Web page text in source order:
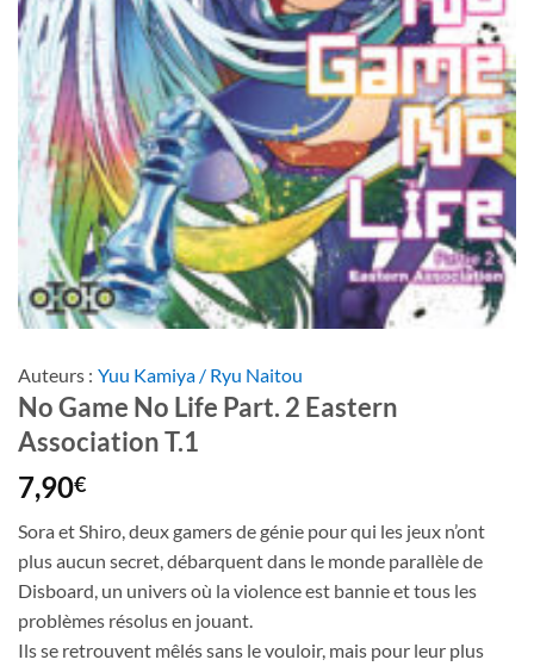
Auteurs : Yuu Kamiya / Ryu Naitou
No Game No Life Part. 2 Eastern
Association T.1
7,90€
Sora et Shiro, deux gamers de génie pour qui les jeux n’ont
plus aucun secret, débarquent dans le monde parallèle de
Disboard, un univers où la violence est bannie et tous les
problèmes résolus en jouant.
Ils se retrouvent mêlés sans le vouloir, mais pour leur plus